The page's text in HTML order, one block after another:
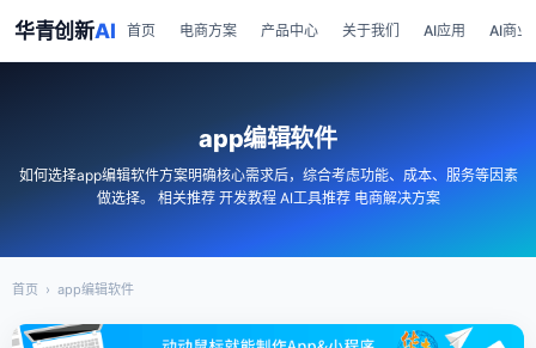
华青创新AI 首页 电商方案 产品中心 关于我们 AI应用 AI商业
app编辑软件
如何选择app编辑软件方案明确核心需求后，综合考虑功能、成本、服务等因素
做选择。 相关推荐 开发教程 AI工具推荐 电商解决方案
首页 › app编辑软件